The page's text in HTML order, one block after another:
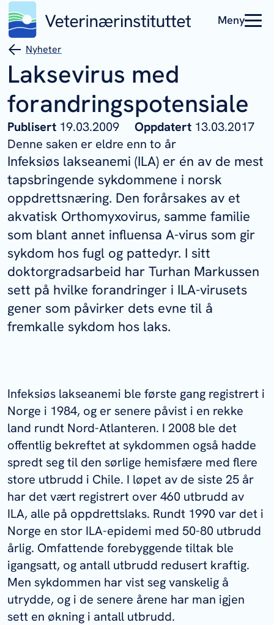
Meny
Nyheter
Laksevirus med
forandringspotensiale
Publisert 19.03.2009 Oppdatert 13.03.2017
Denne saken er eldre enn to år
Infeksiøs lakseanemi (ILA) er én av de mest
tapsbringende sykdommene i norsk
oppdrettsnæring. Den forårsakes av et
akvatisk Orthomyxovirus, samme familie
som blant annet influensa A-virus som gir
sykdom hos fugl og pattedyr. I sitt
doktorgradsarbeid har Turhan Markussen
sett på hvilke forandringer i ILA-virusets
gener som påvirker dets evne til å
fremkalle sykdom hos laks.
Infeksiøs lakseanemi ble første gang registrert i
Norge i 1984, og er senere påvist i en rekke
land rundt Nord-Atlanteren. I 2008 ble det
offentlig bekreftet at sykdommen også hadde
spredt seg til den sørlige hemisfære med flere
store utbrudd i Chile. I løpet av de siste 25 år
har det vært registrert over 460 utbrudd av
ILA, alle på oppdrettslaks. Rundt 1990 var det i
Norge en stor ILA-epidemi med 50-80 utbrudd
årlig. Omfattende forebyggende tiltak ble
igangsatt, og antall utbrudd redusert kraftig.
Men sykdommen har vist seg vanskelig å
utrydde, og i de senere årene har man igjen
sett en økning i antall utbrudd.